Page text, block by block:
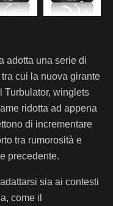
adotta una serie di
cui la nuova girante
Turbulator, winglets
ridotta ad appena
di incrementare
tra rumorosità e
precedente.
sia ai contesti
come il